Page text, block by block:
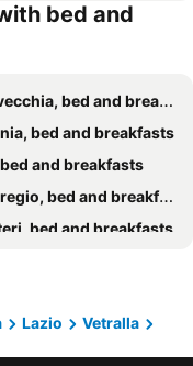
bed and
bed and breakfasts
bed and breakfasts
and breakfasts
bed and breakfasts
bed and breakfasts
and breakfasts
bed and breakfasts
Lazio
Vetralla